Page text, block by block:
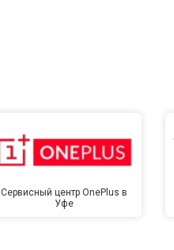
Сервисный центр OnePlus в
Уфе